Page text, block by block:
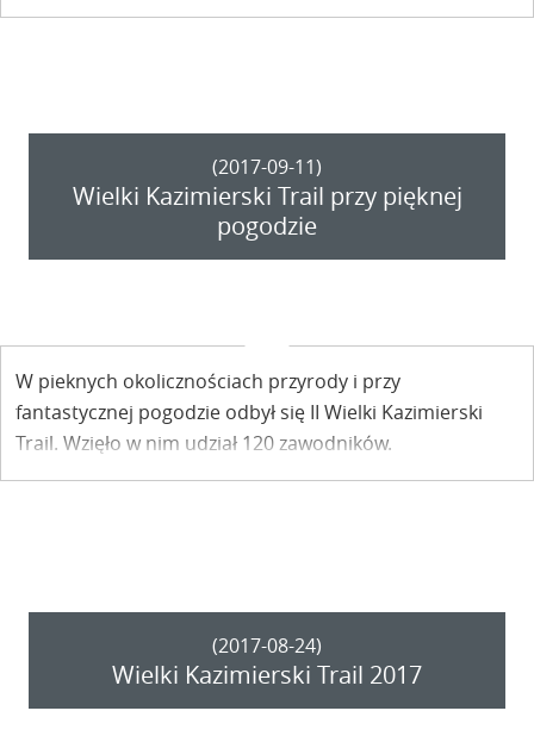
(2017-09-11)
Wielki Kazimierski Trail przy pięknej
pogodzie
W pieknych okolicznościach przyrody i przy
fantastycznej pogodzie odbył się II Wielki Kazimierski
Trail. Wzięło w nim udział 120 zawodników.
(2017-08-24)
Wielki Kazimierski Trail 2017